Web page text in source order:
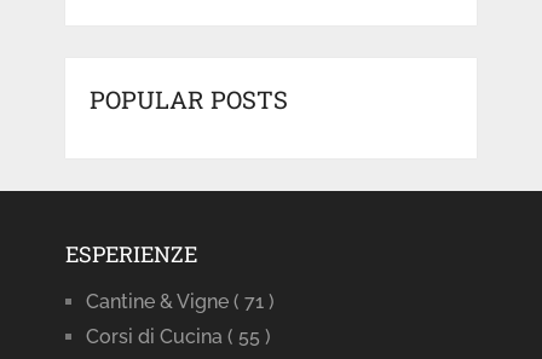
POPULAR POSTS
ESPERIENZE
Cantine & Vigne ( 71 )
Corsi di Cucina ( 55 )